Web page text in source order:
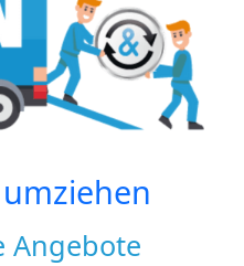
Angebote